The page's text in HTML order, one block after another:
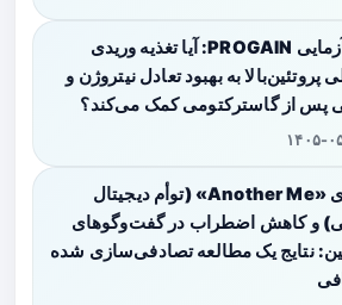
طرح‌آزمایی PROGAIN: آیا تغذیه وریدی
به بهبود تعادل نیتروژن و
پس از گاسترکتومی کمک می‌کند؟
۰۵-۱۷
فناوری «Another Me» (توأم دیجیتال
و کاهش اضطراب در گفت‌وگوهای
نتایج یک مطالعه تصادفی‌سازی شده